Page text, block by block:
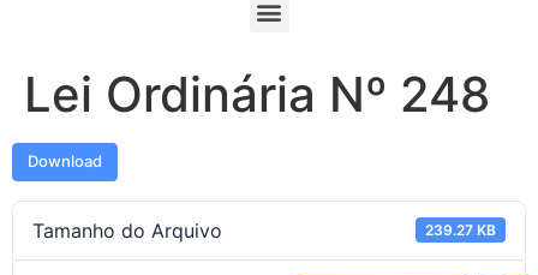
Lei Ordinária Nº 248
Download
Tamanho do Arquivo 239.27 KB